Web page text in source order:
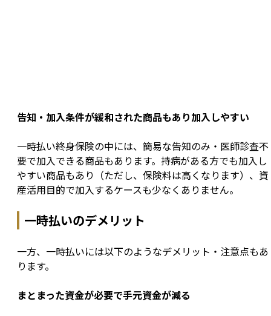
告知・加入条件が緩和された商品もあり加入しやすい
一時払い終身保険の中には、簡易な告知のみ・医師診査不
要で加入できる商品もあります。持病がある方でも加入し
やすい商品もあり（ただし、保険料は高くなります）、資
産活用目的で加入するケースも少なくありません。
一時払いのデメリット
一方、一時払いには以下のようなデメリット・注意点もあ
ります。
まとまった資金が必要で手元資金が減る